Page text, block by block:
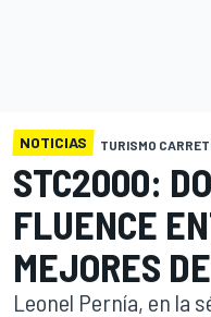
NOTICIAS TURISMO
STC2000:
FLUENCE
MEJORES
Leonel Pernía, en la